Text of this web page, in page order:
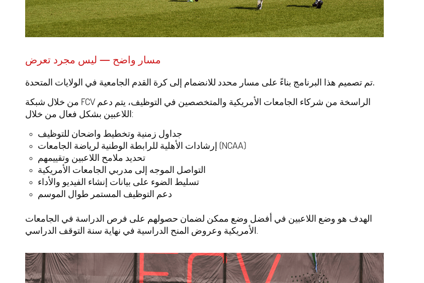
مسار واضح — ليس مجرد تعرض
تم تصميم هذا البرنامج بناءً علىمسار محدد للانضمام إلى كرة القدم الجامعية في الولايات المتحدة.
من خلال شبكة FCV الراسخة من شركاء الجامعات الأمريكية والمتخصصين في التوظيف، يتم دعم
اللاعبين بشكل فعال من خلال:
جداول زمنية وتخطيط واضحان للتوظيف
إرشادات الأهلية للرابطة الوطنية لرياضة الجامعات (NCAA)
تحديد ملامح اللاعبين وتقييمهم
التواصل الموجه إلى مدربي الجامعات الأمريكية
تسليط الضوء على بيانات إنشاء الفيديو والأداء
دعم التوظيف المستمر طوال الموسم
الهدف هو وضع اللاعبين في أفضل وضع ممكن لضمان حصولهم على فرص الدراسة في الجامعات
الأمريكية وعروض المنح الدراسيةفي نهاية سنة التوقف الدراسي.